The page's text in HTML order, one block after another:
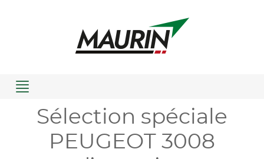
Menu
Sélection spéciale
PEUGEOT 3008